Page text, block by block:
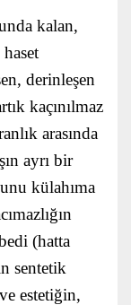
kalan,
derinleşen
kaçınılmaz
arasında
ayrı bir
külahıma
(hatta
sentetik
estetiğin,